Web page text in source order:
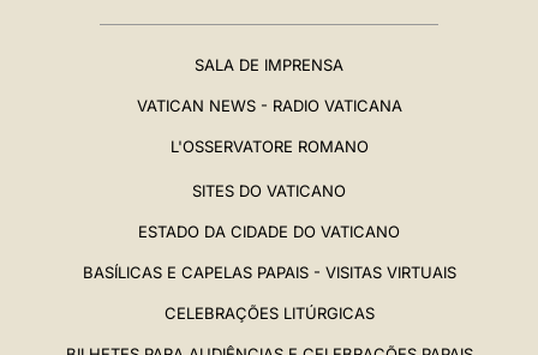
SALA DE IMPRENSA
VATICAN NEWS - RADIO VATICANA
L'OSSERVATORE ROMANO
SITES DO VATICANO
ESTADO DA CIDADE DO VATICANO
BASÍLICAS E CAPELAS PAPAIS - VISITAS VIRTUAIS
CELEBRAÇÕES LITÚRGICAS